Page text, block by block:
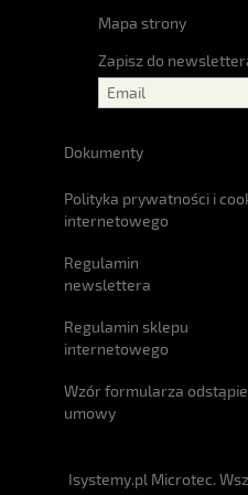
Mapa strony
Zapisz do
Dokumenty
Polityka prywatności i
internetowego
Regulamin
newslettera
Regulamin sklepu
internetowego
Wzór formularza
umowy
Isystemy.pl Microtec.